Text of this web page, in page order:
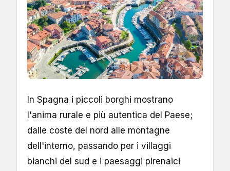
In Spagna i piccoli borghi mostrano
l'anima rurale e più autentica del Paese;
dalle coste del nord alle montagne
dell'interno, passando per i villaggi
bianchi del sud e i paesaggi pirenaici